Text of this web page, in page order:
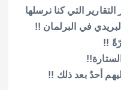
التي كنا نرسلها
في البرلمان !!
!!
أحدٌ بعد ذلك !!